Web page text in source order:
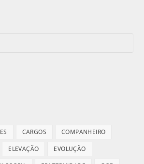
CARGOS COMPANHEIRO
ELEVAÇÃO EVOLUÇÃO